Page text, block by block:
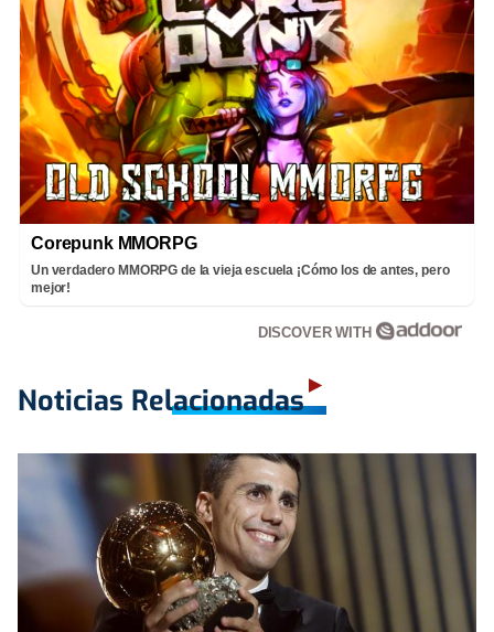
Corepunk MMORPG
Un verdadero MMORPG de la vieja escuela ¡Cómo los de antes, pero
mejor!
DISCOVER WITH
Noticias Relacionadas